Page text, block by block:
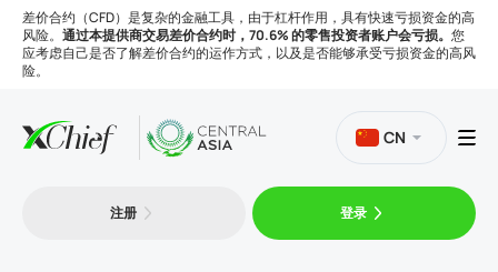
差价合约（CFD）是复杂的金融工具，由于杠杆作用，具有快速亏损资金的高
风险。 通过本提供商交易差价合约时，70.6% 的零售投资者账户会亏损。 您
应考虑自己是否了解差价合约的运作方式，以及是否能够承受亏损资金的高风
险。
CN
注册 登录